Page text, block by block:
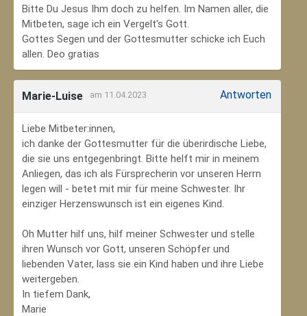
Bitte Du Jesus Ihm doch zu helfen. Im Namen aller, die
Mitbeten, sage ich ein Vergelt's Gott.
Gottes Segen und der Gottesmutter schicke ich Euch
allen. Deo gratias
Marie-Luise am 11.04.2023 Antworten
Liebe Mitbeter:innen,
ich danke der Gottesmutter für die überirdische Liebe,
die sie uns entgegenbringt. Bitte helft mir in meinem
Anliegen, das ich als Fürsprecherin vor unseren Herrn
legen will - betet mit mir für meine Schwester. Ihr
einziger Herzenswunsch ist ein eigenes Kind.
Oh Mutter hilf uns, hilf meiner Schwester und stelle
ihren Wunsch vor Gott, unseren Schöpfer und
liebenden Vater, lass sie ein Kind haben und ihre Liebe
weitergeben.
In tiefem Dank,
Marie